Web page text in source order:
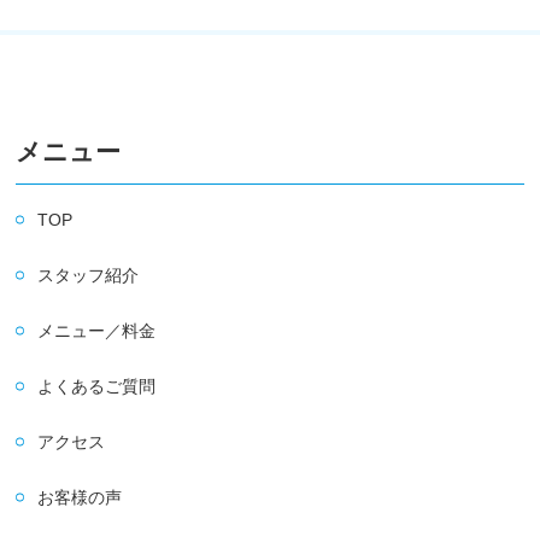
メニュー
TOP
スタッフ紹介
メニュー／料金
よくあるご質問
アクセス
お客様の声